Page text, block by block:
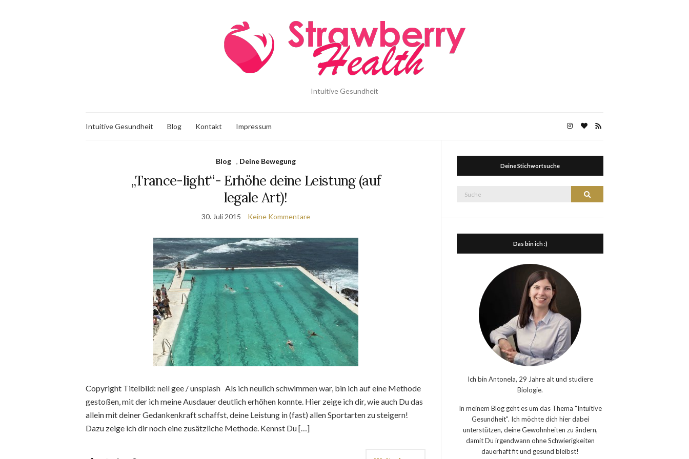
Intuitive Gesundheit
Intuitive Gesundheit Blog Kontakt Impressum
Blog , Deine Bewegung
„Trance-light“- Erhöhe deine Leistung (auf
legale Art)!
30. Juli 2015 Keine Kommentare
Copyright Titelbild: neil gee / unsplash Als ich neulich schwimmen war, bin ich auf eine Methode
gestoßen, mit der ich meine Ausdauer deutlich erhöhen konnte. Hier zeige ich dir, wie auch Du das
allein mit deiner Gedankenkraft schaffst, deine Leistung in (fast) allen Sportarten zu steigern!
Dazu zeige ich dir noch eine zusätzliche Methode. Kennst Du […]
Deine Stichwortsuche
Suche
Das bin ich :)
Ich bin Antonela, 29 Jahre alt und studiere
Biologie.
In meinem Blog geht es um das Thema "Intuitive
Gesundheit". Ich möchte dich hier dabei
unterstützen, deine Gewohnheiten zu ändern,
damit Du irgendwann ohne Schwierigkeiten
dauerhaft fit und gesund bleibst!